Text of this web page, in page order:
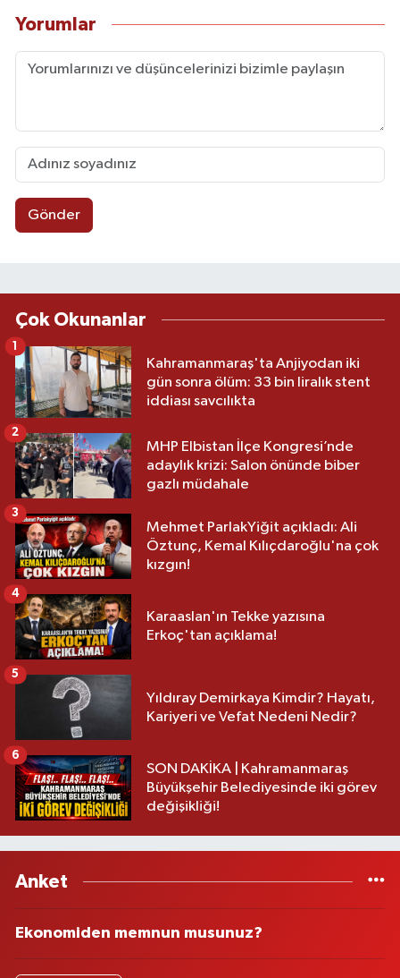
Yorumlar
Gönder
Çok Okunanlar
Kahramanmaraş'ta Anjiyodan iki
gün sonra ölüm: 33 bin liralık stent
iddiası savcılıkta
1
MHP Elbistan İlçe Kongresi’nde
adaylık krizi: Salon önünde biber
gazlı müdahale
2
Mehmet ParlakYiğit açıkladı: Ali
Öztunç, Kemal Kılıçdaroğlu'na çok
kızgın!
3
Karaaslan'ın Tekke yazısına
Erkoç'tan açıklama!
4
Yıldıray Demirkaya Kimdir? Hayatı,
Kariyeri ve Vefat Nedeni Nedir?
5
SON DAKİKA | Kahramanmaraş
Büyükşehir Belediyesinde iki görev
değişikliği!
6
Anket
Ekonomiden memnun musunuz?